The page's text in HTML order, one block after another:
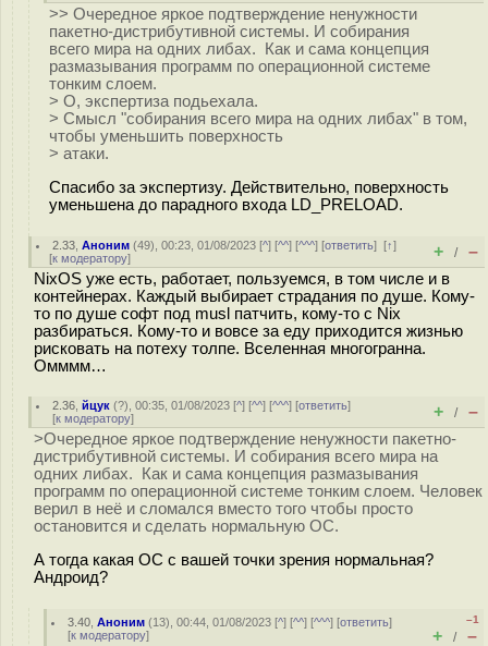
>> Очередное яркое подтверждение ненужности
пакетно-дистрибутивной системы. И собирания
всего мира на одних либах. Как и сама концепция
размазывания программ по операционной системе
тонким слоем.
> О, экспертиза подьехала.
> Смысл "собирания всего мира на одних либах" в том,
чтобы уменьшить поверхность
> атаки.
Спасибо за экспертизу. Действительно, поверхность
уменьшена до парадного входа LD_PRELOAD.
2.33 ,Аноним (49), 00:23, 01/08/2023 [^] [^^] [^^^] [ответить][↑]
[к модератору] + / –
NixOS уже есть, работает, пользуемся, в том числе и в
контейнерах. Каждый выбирает страдания по душе. Кому-
то по душе софт под musl патчить, кому-то с Nix
разбираться. Кому-то и вовсе за еду приходится жизнью
рисковать на потеху толпе. Вселенная многогранна.
Омммм…
2.36 ,йцук (?), 00:35, 01/08/2023 [^] [^^] [^^^] [ответить]
[к модератору] + / –
>Очередное яркое подтверждение ненужности пакетно-
дистрибутивной системы. И собирания всего мира на
одних либах. Как и сама концепция размазывания
программ по операционной системе тонким слоем. Человек
верил в неё и сломался вместо того чтобы просто
остановится и сделать нормальную ОС.
А тогда какая ОС с вашей точки зрения нормальная?
Андроид?
3.40 ,Аноним (13), 00:44, 01/08/2023 [^] [^^] [^^^] [ответить]
[к модератору]
–1
+ / –